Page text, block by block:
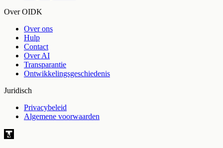
Over OIDK
Over ons
Hulp
Contact
Over AI
Transparantie
Ontwikkelingsgeschiedenis
Juridisch
Privacybeleid
Algemene voorwaarden